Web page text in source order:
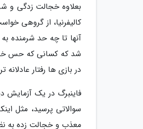
بعلاوه خجالت زدگی و
کالیفرنیا، از گروهی
آنها تا چه حد شرمنده
شد که کسانی که حس
در بازی ها رفتار
فاینبرگ در یک آزمایش
سوالاتی پرسید، مثل
معذب و خجالت زده به